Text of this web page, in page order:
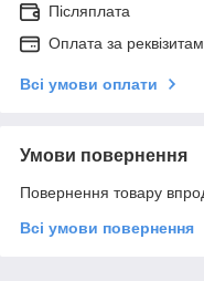
Післяплата
Оплата за
Всі умови оплати
Умови повернення
Повернення товару
Всі умови повернення